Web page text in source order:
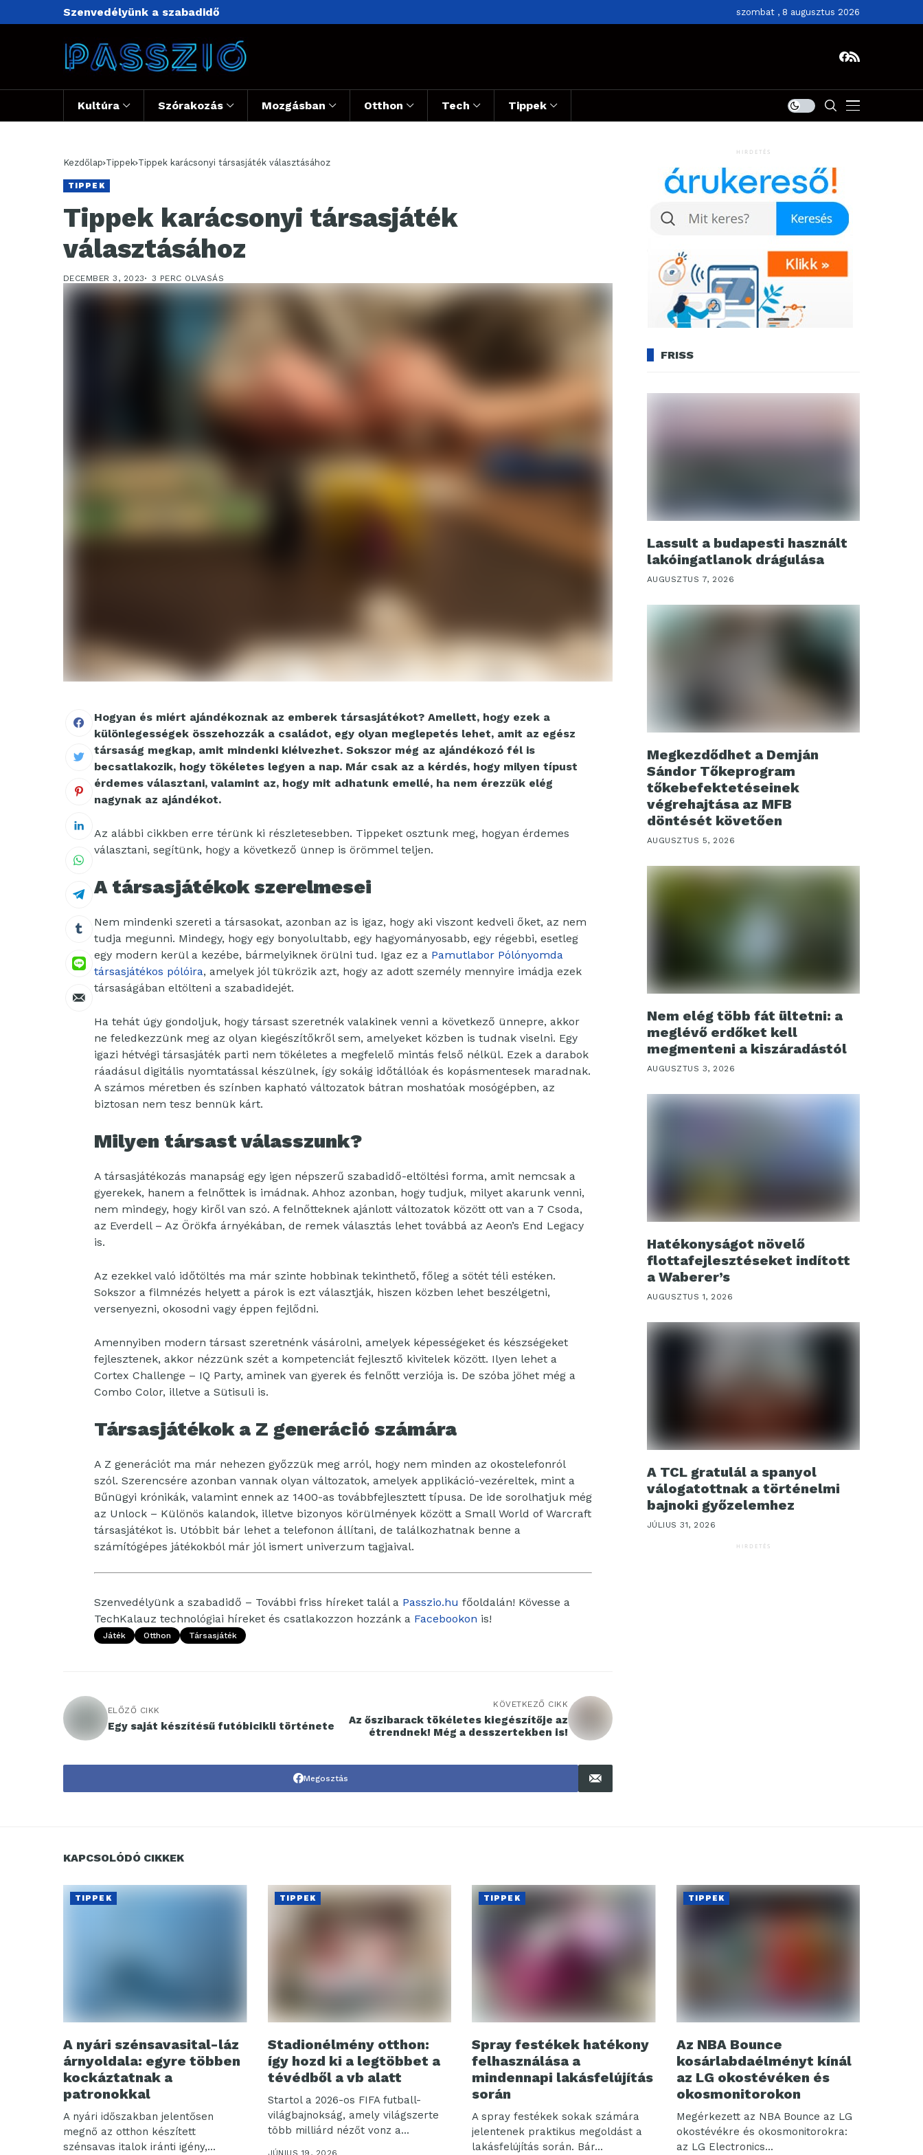
Szenvedélyünk a szabadidő szombat , 8 augusztus 2026
Kultúra Szórakozás Mozgásban Otthon Tech Tippek
Kezdőlap Tippek Tippek karácsonyi társasjáték választásához
TIPPEK
Tippek karácsonyi társasjáték
választásához
DECEMBER 3, 2023 3 PERC OLVASÁS
Hogyan és miért ajándékoznak az emberek társasjátékot? Amellett, hogy ezek a
különlegességek összehozzák a családot, egy olyan meglepetés lehet, amit az egész
társaság megkap, amit mindenki kiélvezhet. Sokszor még az ajándékozó fél is
becsatlakozik, hogy tökéletes legyen a nap. Már csak az a kérdés, hogy milyen típust
érdemes választani, valamint az, hogy mit adhatunk emellé, ha nem érezzük elég
nagynak az ajándékot.
Az alábbi cikkben erre térünk ki részletesebben. Tippeket osztunk meg, hogyan érdemes
választani, segítünk, hogy a következő ünnep is örömmel teljen.
A társasjátékok szerelmesei
Nem mindenki szereti a társasokat, azonban az is igaz, hogy aki viszont kedveli őket, az nem
tudja megunni. Mindegy, hogy egy bonyolultabb, egy hagyományosabb, egy régebbi, esetleg
egy modern kerül a kezébe, bármelyiknek örülni tud. Igaz ez a Pamutlabor Pólónyomda
társasjátékos pólóira, amelyek jól tükrözik azt, hogy az adott személy mennyire imádja ezek
társaságában eltölteni a szabadidejét.
Ha tehát úgy gondoljuk, hogy társast szeretnék valakinek venni a következő ünnepre, akkor
ne feledkezzünk meg az olyan kiegészítőkről sem, amelyeket közben is tudnak viselni. Egy
igazi hétvégi társasjáték parti nem tökéletes a megfelelő mintás felső nélkül. Ezek a darabok
ráadásul digitális nyomtatással készülnek, így sokáig időtállóak és kopásmentesek maradnak.
A számos méretben és színben kapható változatok bátran moshatóak mosógépben, az
biztosan nem tesz bennük kárt.
Milyen társast válasszunk?
A társasjátékozás manapság egy igen népszerű szabadidő-eltöltési forma, amit nemcsak a
gyerekek, hanem a felnőttek is imádnak. Ahhoz azonban, hogy tudjuk, milyet akarunk venni,
nem mindegy, hogy kiről van szó. A felnőtteknek ajánlott változatok között ott van a 7 Csoda,
az Everdell – Az Örökfa árnyékában, de remek választás lehet továbbá az Aeon’s End Legacy
is.
Az ezekkel való időtöltés ma már szinte hobbinak tekinthető, főleg a sötét téli estéken.
Sokszor a filmnézés helyett a párok is ezt választják, hiszen közben lehet beszélgetni,
versenyezni, okosodni vagy éppen fejlődni.
Amennyiben modern társast szeretnénk vásárolni, amelyek képességeket és készségeket
fejlesztenek, akkor nézzünk szét a kompetenciát fejlesztő kivitelek között. Ilyen lehet a
Cortex Challenge – IQ Party, aminek van gyerek és felnőtt verziója is. De szóba jöhet még a
Combo Color, illetve a Sütisuli is.
Társasjátékok a Z generáció számára
A Z generációt ma már nehezen győzzük meg arról, hogy nem minden az okostelefonról
szól. Szerencsére azonban vannak olyan változatok, amelyek applikáció-vezéreltek, mint a
Bűnügyi krónikák, valamint ennek az 1400-as továbbfejlesztett típusa. De ide sorolhatjuk még
az Unlock – Különös kalandok, illetve bizonyos körülmények között a Small World of Warcraft
társasjátékot is. Utóbbit bár lehet a telefonon állítani, de találkozhatnak benne a
számítógépes játékokból már jól ismert univerzum tagjaival.
Szenvedélyünk a szabadidő – További friss híreket talál a Passzio.hu főoldalán! Kövesse a
TechKalauz technológiai híreket és csatlakozzon hozzánk a Facebookon is!
Játék Otthon Társasjáték
ELŐZŐ CIKK
Egy saját készítésű futóbicikli története
KÖVETKEZŐ CIKK
Az őszibarack tökéletes kiegészítője az
étrendnek! Még a desszertekben is!
Megosztás
HIRDETÉS
FRISS
Lassult a budapesti használt
lakóingatlanok drágulása
AUGUSZTUS 7, 2026
Megkezdődhet a Demján
Sándor Tőkeprogram
tőkebefektetéseinek
végrehajtása az MFB
döntését követően
AUGUSZTUS 5, 2026
Nem elég több fát ültetni: a
meglévő erdőket kell
megmenteni a kiszáradástól
AUGUSZTUS 3, 2026
Hatékonyságot növelő
flottafejlesztéseket indított
a Waberer’s
AUGUSZTUS 1, 2026
A TCL gratulál a spanyol
válogatottnak a történelmi
bajnoki győzelemhez
JÚLIUS 31, 2026
HIRDETÉS
KAPCSOLÓDÓ CIKKEK
TIPPEK
A nyári szénsavasital-láz
árnyoldala: egyre többen
kockáztatnak a
patronokkal
A nyári időszakban jelentősen
megnő az otthon készített
szénsavas italok iránti igény,...
TIPPEK
Stadionélmény otthon:
így hozd ki a legtöbbet a
tévédből a vb alatt
Startol a 2026-os FIFA futball-
világbajnokság, amely világszerte
több milliárd nézőt vonz a...
TIPPEK
Spray festékek hatékony
felhasználása a
mindennapi lakásfelújítás
során
A spray festékek sokak számára
jelentenek praktikus megoldást a
lakásfelújítás során. Bár...
TIPPEK
Az NBA Bounce
kosárlabdaélményt kínál
az LG okostévéken és
okosmonitorokon
Megérkezett az NBA Bounce az LG
okostévékre és okosmonitorokra:
az LG Electronics...